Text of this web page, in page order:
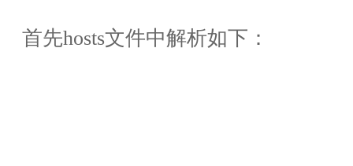
首先hosts文件中解析如下：